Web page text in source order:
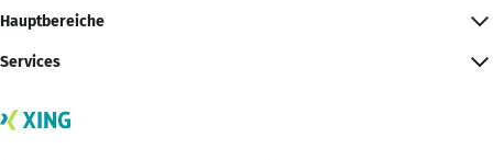
Hauptbereiche
Services